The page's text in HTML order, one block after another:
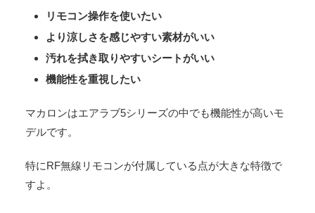
リモコン操作を使いたい
より涼しさを感じやすい素材がいい
汚れを拭き取りやすいシートがいい
機能性を重視したい
マカロンはエアラブ5シリーズの中でも機能性が高いモ
デルです。
特にRF無線リモコンが付属している点が大きな特徴で
すよ。